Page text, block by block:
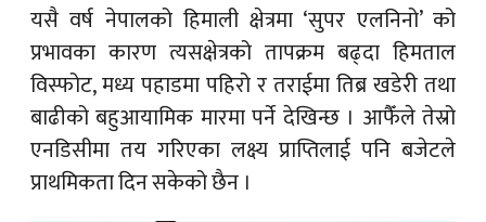
यसै वर्ष नेपालको हिमाली क्षेत्रमा ‘सुपर एलनिनो’ को
प्रभावका कारण त्यसक्षेत्रको तापक्रम बढ्दा हिमताल
विस्फोट, मध्य पहाडमा पहिरो र तराईमा तिब्र खडेरी तथा
बाढीको बहुआयामिक मारमा पर्ने देखिन्छ । आफैँले तेस्रो
एनडिसीमा तय गरिएका लक्ष्य प्राप्तिलाई पनि बजेटले
प्राथमिकता दिन सकेको छैन ।